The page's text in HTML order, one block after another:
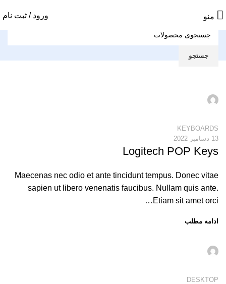
منو ورود / ثبت نام
جستجو
KEYBOARDS
13 دسامبر 2022
Logitech POP Keys
Maecenas nec odio et ante tincidunt tempus. Donec vitae
sapien ut libero venenatis faucibus. Nullam quis ante.
Etiam sit amet orci…
ادامه مطلب
DESKTOP